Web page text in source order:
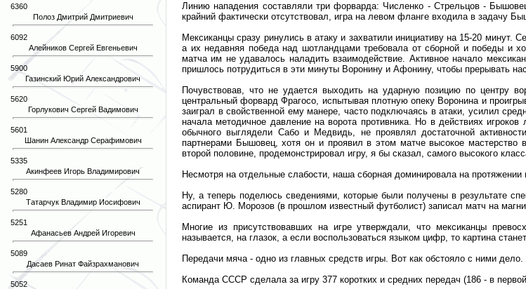
6360
Полоз Дмитрий Дмитриевич
6092
Алейников Сергей Евгеньевич
5900
Газинский Юрий Александрович
5620
Горлукович Сергей Вадимович
5601
Шанин Александр Серафимович
5335
Акинфеев Игорь Владимирович
5280
Татарчук Владимир Иосифович
5251
Афанасьев Андрей Игоревич
5089
Дасаев Ринат Файзрахманович
5052
Линию нападения составляли три форварда: Численко - Стрельцов -
крайний фактически отсутствовал, игра на левом фланге входила в задачу
Мексиканцы сразу ринулись в атаку и захватили инициативу на 15-20
а их недавняя победа над шотландцами требовала от сборной и победы и
матча им не удавалось наладить взаимодействие. Активное начало
пришлось потрудиться в эти минуты Воронину и Афонину, чтобы прерывать
Почувствовав, что не удается выходить на ударную позицию по центру
центральный форвард Фрагосо, испытывая плотную опеку Воронина и
заиграл в свойственной ему манере, часто подключаясь в атаки, усилил
начала методичное давление на ворота противника. Но в действиях
обычного выглядели Сабо и Медвидь, не проявлял достаточной
партнерами Бышовец, хотя он и проявил в этом матче высокое мастерство
второй половине, продемонстрировал игру, я бы сказал, самого высокого
Несмотря на отдельные слабости, наша сборная доминировала на
Ну, а теперь поделюсь сведениями, которые были получены в результате
аспирант Ю. Морозов (в прошлом известный футболист) записал матч на
Многие из присутствовавших на игре утверждали, что мексиканцы
называется, на глазок, а если воспользоваться языком цифр, то картина
Передачи мяча - одно из главных средств игры. Вот как обстояло с ними дело.
Команда СССР сделала за игру 377 коротких и средних передач (186 - в